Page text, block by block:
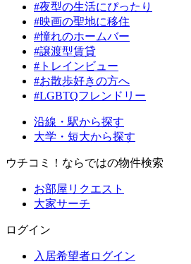
#夜型の生活にぴったり
#映画の聖地に移住
#憧れのホームバー
#譲渡型賃貸
#トレインビュー
#お散歩好きの方へ
#LGBTQフレンドリー
沿線・駅から探す
大学・短大から探す
ウチコミ！ならではの物件検索
お部屋リクエスト
大家サーチ
ログイン
入居希望者ログイン